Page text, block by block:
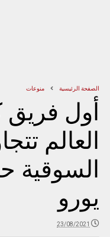
الصفحة الرئيسية منوعات
أول
العالم
السوقية
يورو
23/08/2021